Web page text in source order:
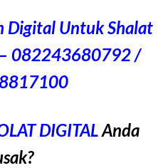
Digital Untuk Shalat
082243680792 /
DIGITALAnda